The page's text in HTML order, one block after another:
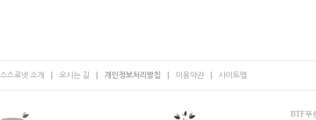
스스로넷 소개 오시는 길 개인정보처리방침 이용약관 사이트맵
BTF푸